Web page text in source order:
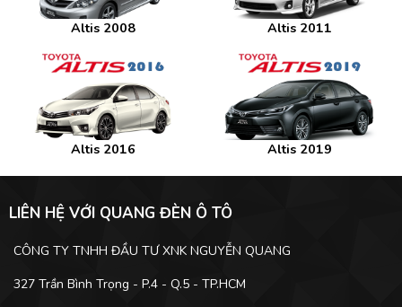
Altis 2008 Altis 2011
Altis 2016 Altis 2019
LIÊN HỆ VỚI QUANG ĐÈN Ô TÔ
CÔNG TY TNHH ĐẦU TƯ XNK NGUYỄN QUANG
327 Trần Bình Trọng - P.4 - Q.5 - TP.HCM